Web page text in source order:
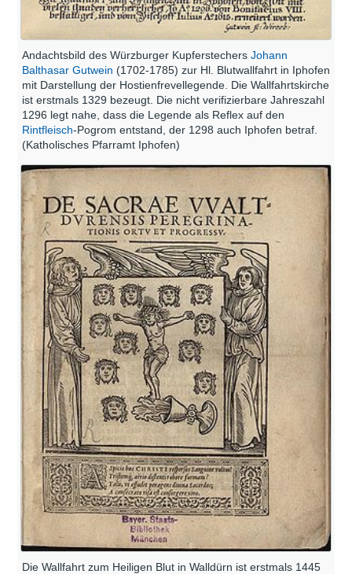
Andachtsbild des Würzburger Kupferstechers Johann
Balthasar Gutwein (1702-1785) zur Hl. Blutwallfahrt in Iphofen
mit Darstellung der Hostienfrevellegende. Die Wallfahrtskirche
ist erstmals 1329 bezeugt. Die nicht verifizierbare Jahreszahl
1296 legt nahe, dass die Legende als Reflex auf den
Rintfleisch-Pogrom entstand, der 1298 auch Iphofen betraf.
(Katholisches Pfarramt Iphofen)
Die Wallfahrt zum Heiligen Blut in Walldürn ist erstmals 1445